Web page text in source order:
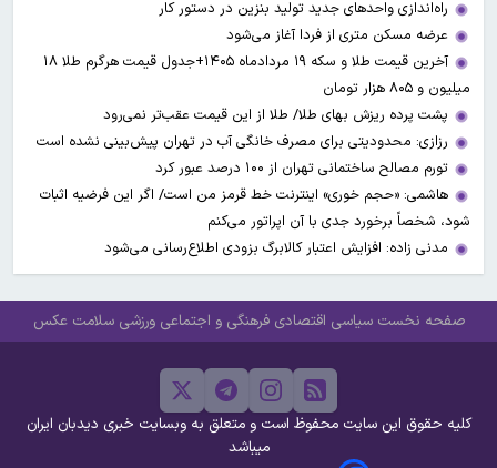
راه‌اندازی واحدهای جدید تولید بنزین در دستور کار
عرضه مسکن متری از فردا آغاز می‌شود
آخرین قیمت طلا و سکه ۱۹ مردادماه ۱۴۰۵+جدول قیمت هرگرم طلا ۱۸
میلیون و ۸۰۵ هزار تومان
پشت پرده ریزش بهای طلا/ طلا از این قیمت عقب‌تر نمی‌رود
رزازی: محدودیتی برای مصرف خانگی آب در تهران پیش‌بینی نشده است
تورم مصالح ساختمانی تهران از ۱۰۰ درصد عبور کرد
هاشمی: «حجم خوری» اینترنت خط قرمز من است/ اگر این فرضیه اثبات
شود، شخصاً برخورد جدی با آن اپراتور می‌کنم
مدنی زاده: افزایش اعتبار کالابرگ بزودی اطلاع‌رسانی می‌شود
صفحه نخست سیاسی اقتصادی فرهنگی و اجتماعی ورزشی سلامت عکس
کلیه حقوق این سایت محفوظ است و متعلق به وبسایت خبری دیدبان ایران
میباشد